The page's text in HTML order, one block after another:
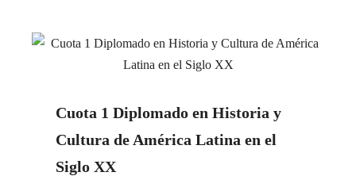
Cuota 1 Diplomado en Historia y
Cultura de América Latina en el
Siglo XX